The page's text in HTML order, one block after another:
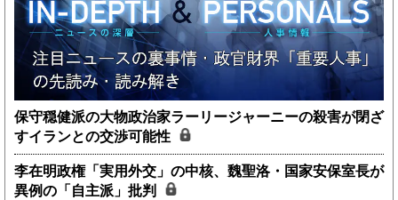
保守穏健派の大物政治家ラーリージャーニーの殺害が閉ざ
すイランとの交渉可能性
李在明政権「実用外交」の中核、魏聖洛・国家安保室長が
異例の「自主派」批判